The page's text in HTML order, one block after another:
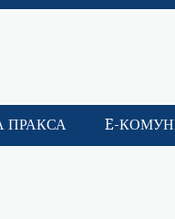
ПРАКСА E-